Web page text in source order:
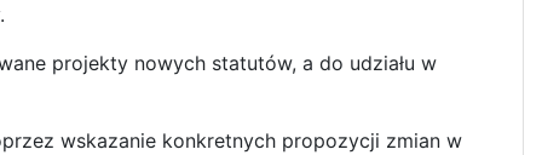
projekty nowych statutów, a do udziału w
wskazanie konkretnych propozycji zmian w